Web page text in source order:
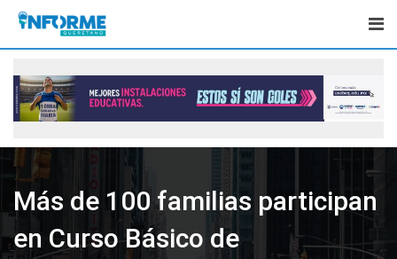
Skip
content
Más de 100 familias participan
en Curso Básico de